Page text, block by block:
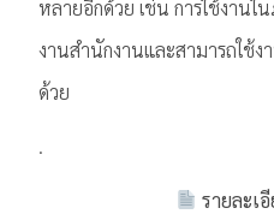
หลายอีกด้วย เช่น การใช้งานใ
งานสำนักงานและสามารถใช้ง
ด้วย
.
รายละเ